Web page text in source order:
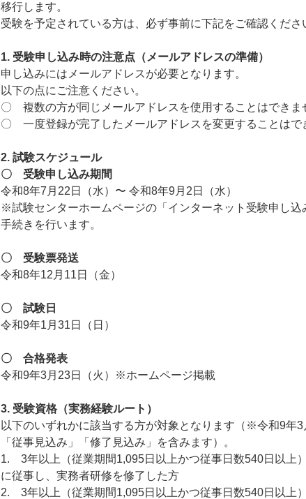
移行します。
受験を予定されている方は、必ず事前に下記をご確認くださ
1. 受験申し込み時の注意点（メールアドレスの準備）
申し込みにはメールアドレスが必要となります。
以下の点にご注意ください。
〇 複数の方が同じメールアドレスを使用することはできま
〇 一度登録が完了したメールアドレスを変更することはで
2. 試験スケジュール
〇 受験申し込み期間
令和8年7月22日（水）〜 令和8年9月2日（水）
※試験センターホームページの「インターネット受験申し込
手続きを行います。
〇 受験票発送
令和8年12月11日（金）
〇 試験日
令和9年1月31日（日）
〇 合格発表
令和9年3月23日（火）※ホームページ掲載
3. 受験資格（実務経験ルート）
以下のいずれかに該当する方が対象となります（※令和9年
「従事見込み」「修了見込み」を含みます）。
1. 3年以上（従業期間1,095日以上かつ従事日数540日以上
に従事し、実務者研修を修了した方
2. 3年以上（従業期間1,095日以上かつ従事日数540日以上